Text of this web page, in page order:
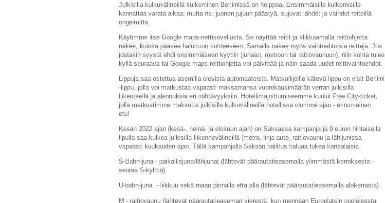
Julkisilla kulkuvälineillä kulkeminen Berliinissä on helppoa. Ensimmäisille kulkemisille
kannattaa varata aikaa, mutta ns. juonen jujuun päästyä, sujuvat lähdöt ja vaihdot reiteillä
ongelmitta.
Käytimme itse Google maps-nettisovellusta. Se näyttää reitit ja klikkaamalla reittiohjetta
näkee, kuinka pääsee haluttuun kohteeseen. Samalla näkee myös vaihtoehtoisia reittejä. Jos
jostakin syystä ehdi ensimmäiseen kyytiin (junaan, metroon tai raitiovaunuun), niin kohta tulee
kyllä seuraava tai Google maps-reittiohjetta voi päivittää ja näin saada uudet reittivaihtoehdot.
Lippuja saa ostettua asemilla olevista automaateista. Matkailijoille kätevä lippu on visit Berliini
-lippu, jolla voi matkustaa vapaasti maksamansa vuorokausimäärän verran julkisilla
liikenteellä ja alennuksia eri nähtävyyksiin. Hotellimajoittumiseemme kuului Free City-ticket,
jolla matkustimme maksutta julkisilla kulkuvälineillä hotellissa olomme ajan - erinomainen
etu!
Kesän 2022 ajan (kesä-, heinä- ja elokuun ajan) on Saksassa kampanja ja 9 euron hintaisella
lipulla saa kulkea julkisilla liikennevälineillä (metro, linja-auto, raitiovaunu ja lähijunissa
vapaasti kuukauden ajan. Tällä kampanjalla Saksan hallitus haluaa tukea kansalaisia
S-Bahn-juna - paikallisjuna/lähijunat (lähtevät päärautatieasemalla ylimmästä kerroksesta -
seuraa S-kylttiä)
U-bahn-juna - liikkuu sekä maan pinnalla että alla (lähtevät päärautatieasemalla alakerrasta)
M - raitiovaunu (lähtevät päärautatieaseman vierestä, kun mennään Europlatsin puoleisesta